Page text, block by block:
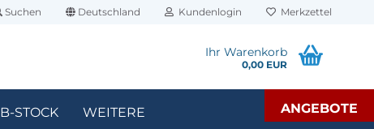
Suchen Deutschland Kundenlogin Merkzettel
Ihr Warenkorb
0,00 EUR
B-STOCK ANGEBOTE
WEITERE